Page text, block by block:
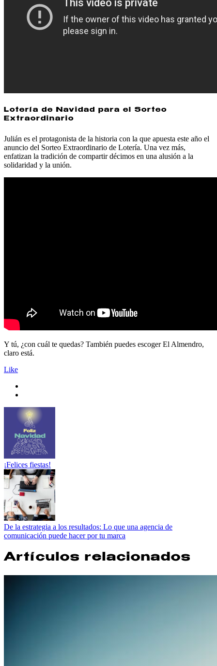
Lotería de Navidad para el Sorteo
Extraordinario
Julián es el protagonista de la historia con la que apuesta este año el
anuncio del Sorteo Extraordinario de Lotería. Una vez más,
enfatizan la tradición de compartir décimos en una alusión a la
solidaridad y la unión.
Y tú, ¿con cuál te quedas? También puedes escoger El Almendro,
claro está.
Like
¡Felices fiestas!
De la estrategia a los resultados: Lo que una agencia de
comunicación puede hacer por tu marca
Artículos relacionados